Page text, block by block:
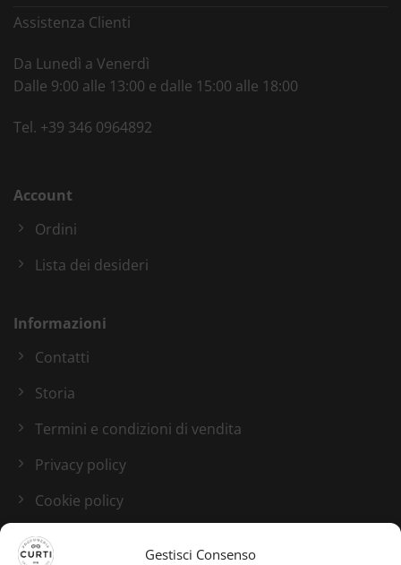
Gestisci Consenso
Assistenza Clienti
Da Lunedì a Venerdì
Dalle 9:00 alle 13:00 e dalle 15:00 alle 18:00
Tel. +39 346 0964892
Account
Ordini
Lista dei desideri
Informazioni
Contatti
Storia
Termini e condizioni di vendita
Privacy policy
Cookie policy
Blog